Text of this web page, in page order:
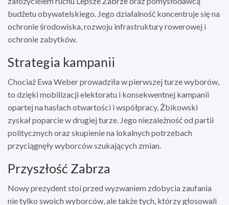
budżetu obywatelskiego. Jego działalność koncentruje się na
ochronie środowiska, rozwoju infrastruktury rowerowej i
ochronie zabytków.
Strategia kampanii
Chociaż Ewa Weber prowadziła w pierwszej turze wyborów,
to dzięki mobilizacji elektoratu i konsekwentnej kampanii
opartej na hasłach otwartości i współpracy, Żbikowski
zyskał poparcie w drugiej turze. Jego niezależność od partii
politycznych oraz skupienie na lokalnych potrzebach
przyciągnęły wyborców szukających zmian.
Przyszłość Zabrza
Nowy prezydent stoi przed wyzwaniem zdobycia zaufania
nie tylko swoich wyborców, ale także tych, którzy głosowali